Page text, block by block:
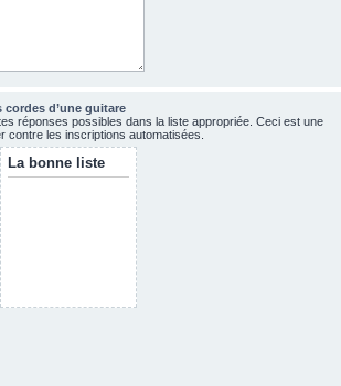
d’une guitare
réponses possibles dans la liste appropriée. Ceci est une
contre les inscriptions automatisées.
La bonne liste